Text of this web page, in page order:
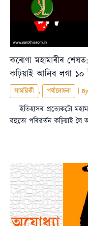
কৰোণা মহামাৰীৰ
কঢ়িয়াই আনিব লগা ১০
সাময়িকী , পৰ্যালোচনা | By
ইতিহাসৰ প্ৰত্যেকটো
বহুতো পৰিৱৰ্তন কঢ়িয়াই লৈ